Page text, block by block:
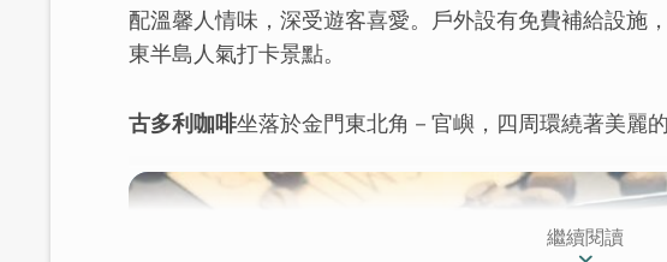
配溫馨人情味，深受遊客喜愛。戶外設有免費補給設施
東半島人氣打卡景點。
古多利咖啡坐落於金門東北角－官嶼，四周環繞著美麗的
繼續閱讀